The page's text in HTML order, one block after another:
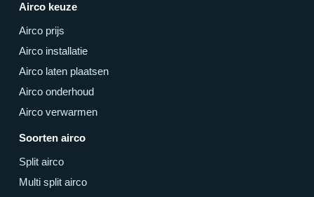
Airco keuze
Airco prijs
Airco installatie
Airco laten plaatsen
Airco onderhoud
Airco verwarmen
Soorten airco
Split airco
Multi split airco